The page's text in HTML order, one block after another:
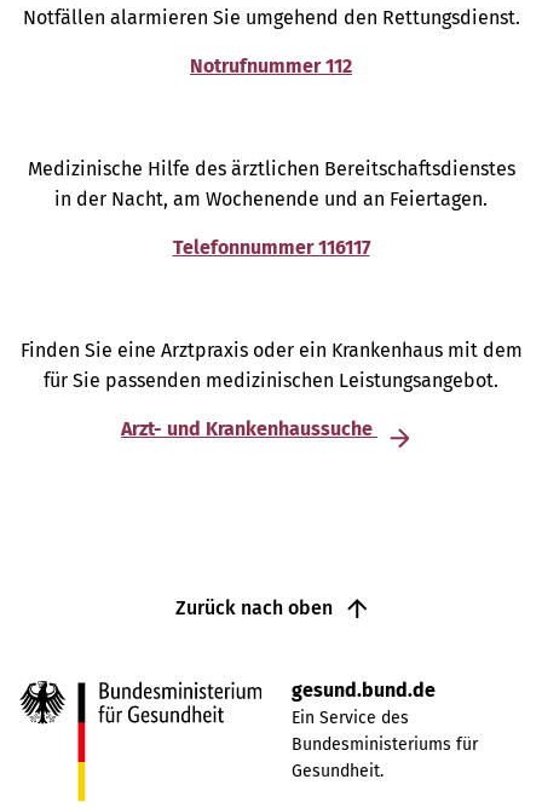
Notfällen alarmieren Sie umgehend den Rettungsdienst.
Notrufnummer 112
Medizinische Hilfe des ärztlichen Bereitschaftsdienstes
in der Nacht, am Wochenende und an Feiertagen.
Telefonnummer 116117
Finden Sie eine Arztpraxis oder ein Krankenhaus mit dem
für Sie passenden medizinischen Leistungsangebot.
Arzt- und Krankenhaussuche
Zurück nach oben
gesund.bund.de
Ein Service des
Bundesministeriums für
Gesundheit.